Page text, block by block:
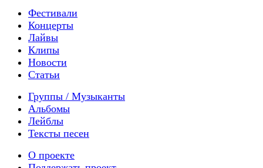
Фестивали
Концерты
Лайвы
Клипы
Новости
Статьи
Группы / Музыканты
Альбомы
Лейблы
Тексты песен
О проекте